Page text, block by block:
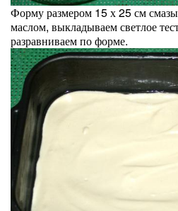
Форму размером 15 х 25 см
маслом, выкладываем светлое
разравниваем по форме.